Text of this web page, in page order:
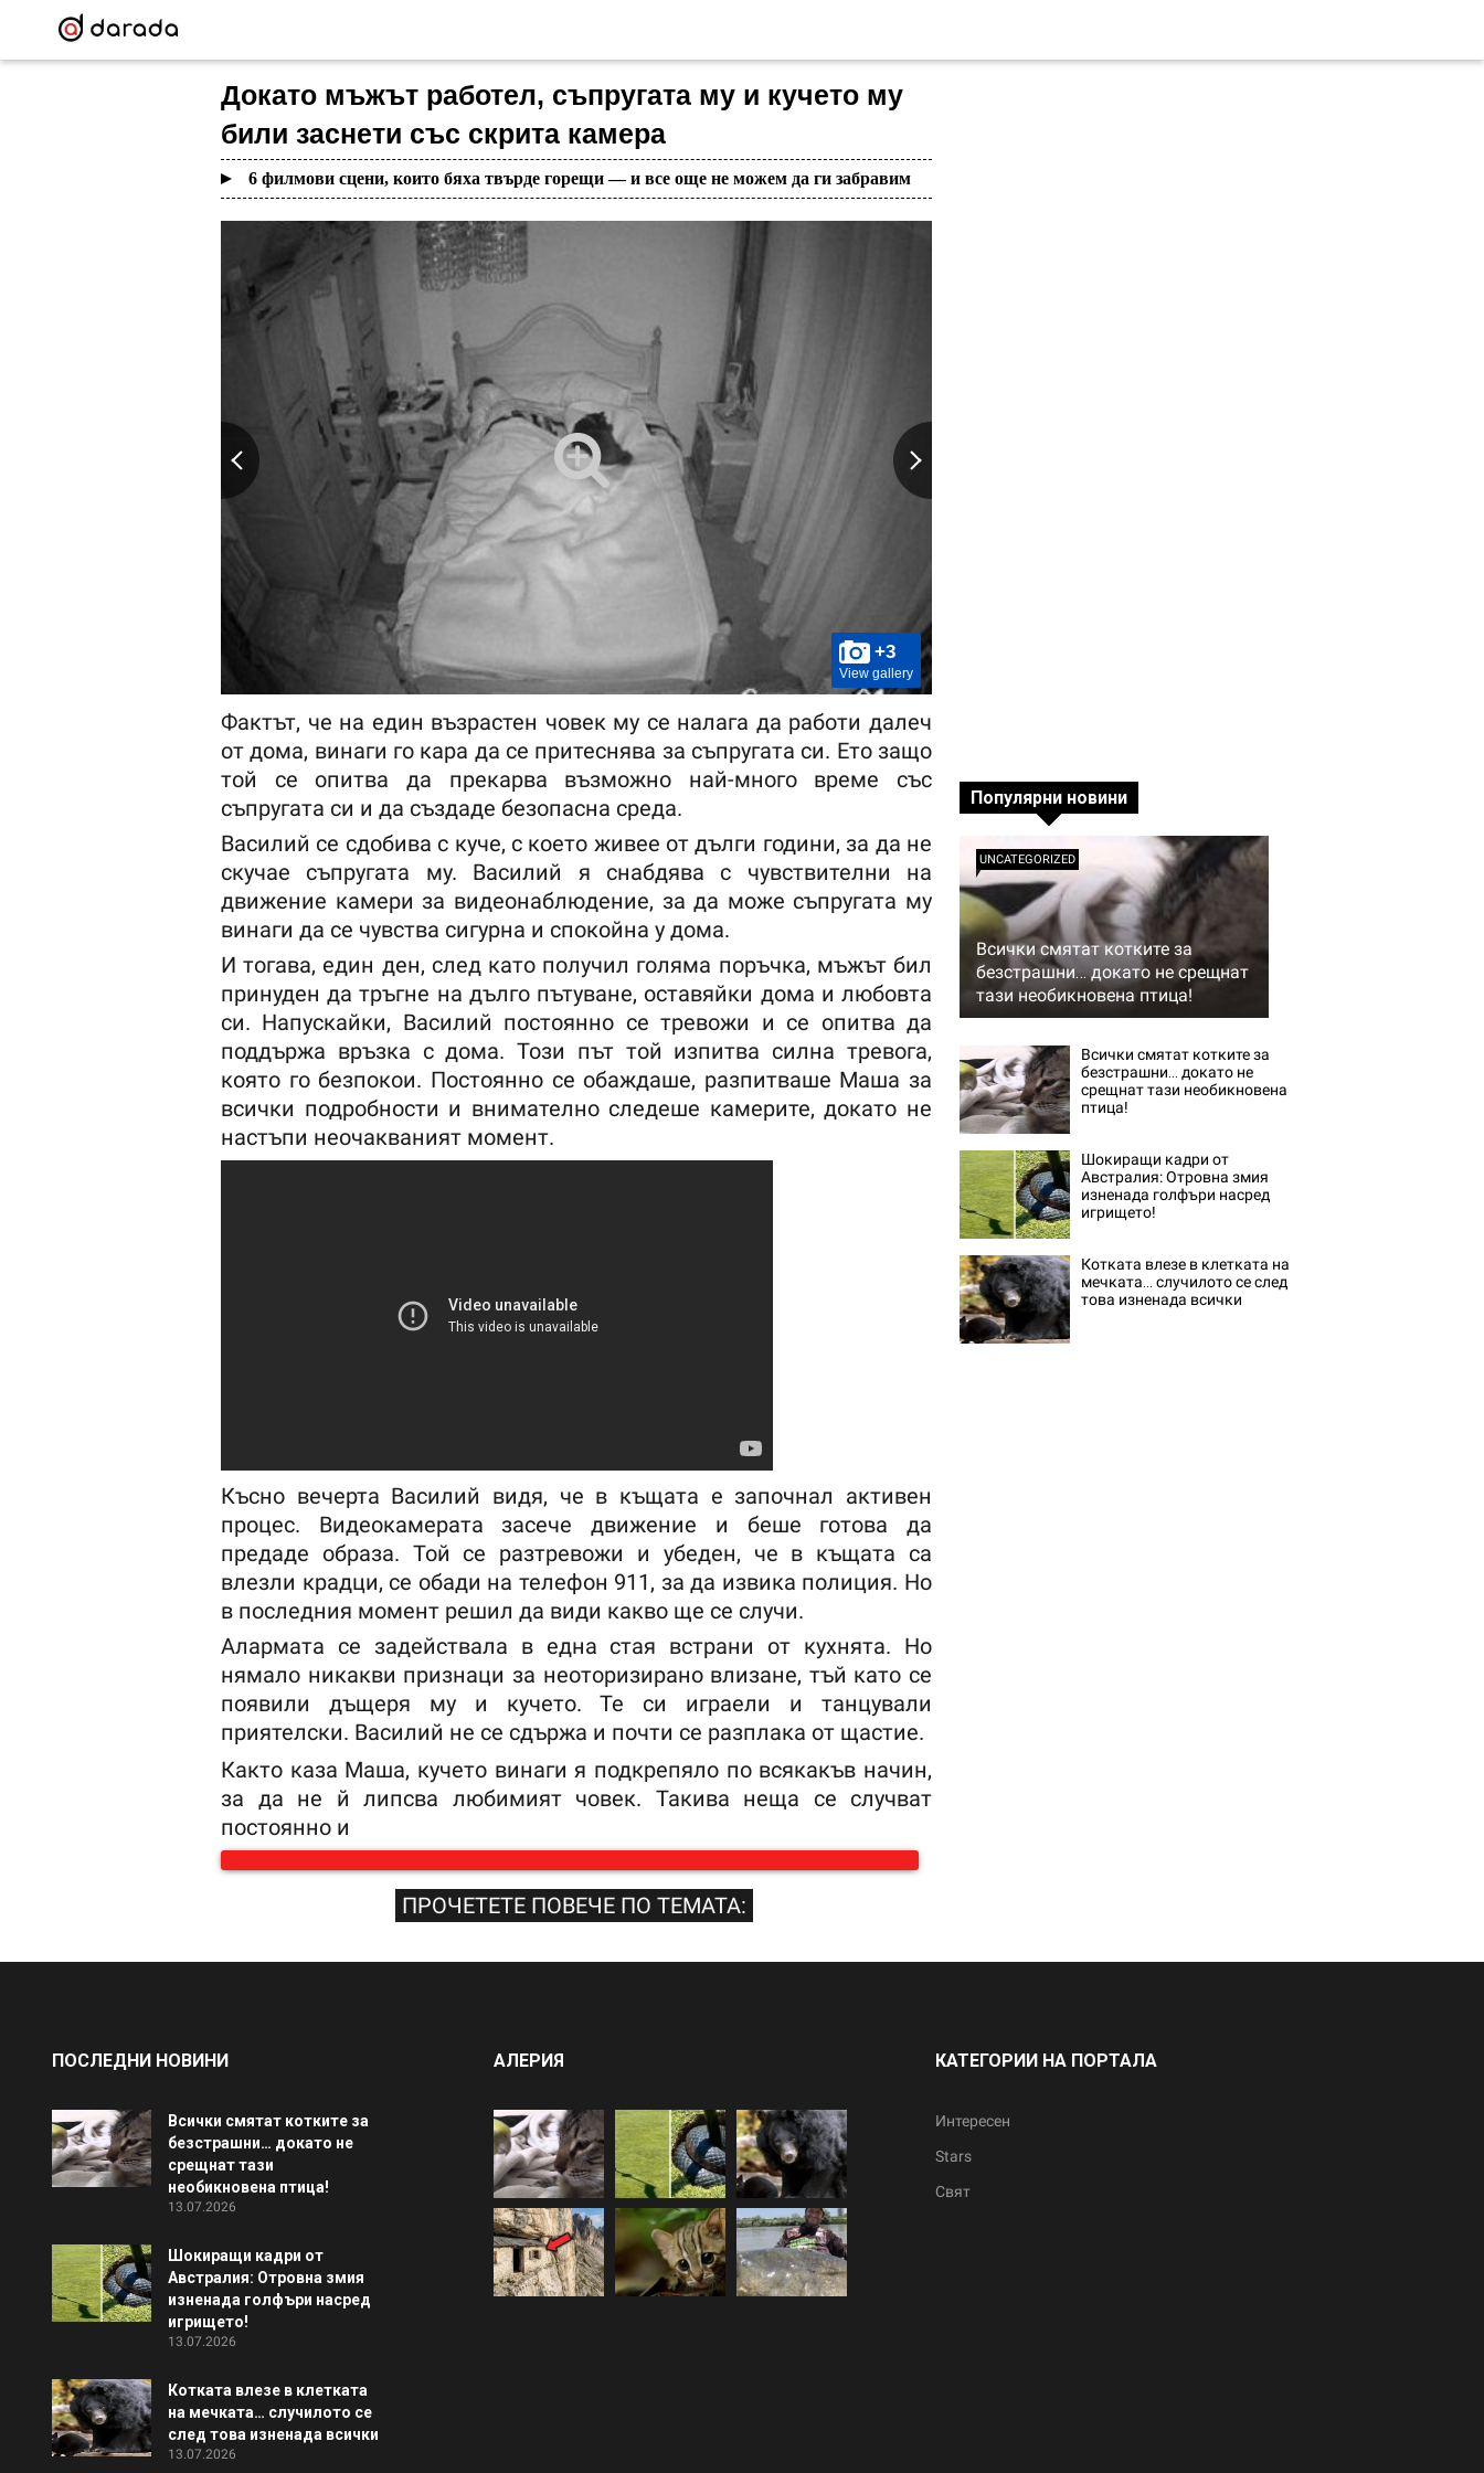
Докато мъжът работел, съпругата му и кучето му
били заснети със скрита камера
6 филмови сцени, които бяха твърде горещи — и все още не можем да ги забравим
+3
View gallery
Фактът, че на един възрастен човек му се налага да работи далеч
от дома, винаги го кара да се притеснява за съпругата си. Ето защо
той се опитва да прекарва възможно най-много време със
съпругата си и да създаде безопасна среда.
Василий се сдобива с куче, с което живее от дълги години, за да не
скучае съпругата му. Василий я снабдява с чувствителни на
движение камери за видеонаблюдение, за да може съпругата му
винаги да се чувства сигурна и спокойна у дома.
И тогава, един ден, след като получил голяма поръчка, мъжът бил
принуден да тръгне на дълго пътуване, оставяйки дома и любовта
си. Напускайки, Василий постоянно се тревожи и се опитва да
поддържа връзка с дома. Този път той изпитва силна тревога,
която го безпокои. Постоянно се обаждаше, разпитваше Маша за
всички подробности и внимателно следеше камерите, докато не
настъпи неочакваният момент.
Късно вечерта Василий видя, че в къщата е започнал активен
процес. Видеокамерата засече движение и беше готова да
предаде образа. Той се разтревожи и убеден, че в къщата са
влезли крадци, се обади на телефон 911, за да извика полиция. Но
в последния момент решил да види какво ще се случи.
Алармата се задействала в една стая встрани от кухнята. Но
нямало никакви признаци за неоторизирано влизане, тъй като се
появили дъщеря му и кучето. Те си играели и танцували
приятелски. Василий не се сдържа и почти се разплака от щастие.
Както каза Маша, кучето винаги я подкрепяло по всякакъв начин,
за да не й липсва любимият човек. Такива неща се случват
постоянно и
ПРОЧЕТЕТЕ ПОВЕЧЕ ПО ТЕМАТА:
Популярни новини
Всички смятат котките за
безстрашни… докато не срещнат
тази необикновена птица!
UNCATEGORIZED
Всички смятат котките за
безстрашни… докато не
срещнат тази необикновена
птица!
Шокиращи кадри от
Австралия: Отровна змия
изненада голфъри насред
игрището!
Котката влезе в клетката на
мечката… случилото се след
това изненада всички
ПОСЛЕДНИ НОВИНИ
Всички смятат котките за
безстрашни… докато не
срещнат тази
необикновена птица!
13.07.2026
Шокиращи кадри от
Австралия: Отровна змия
изненада голфъри насред
игрището!
13.07.2026
Котката влезе в клетката
на мечката… случилото се
след това изненада всички
13.07.2026
АЛЕРИЯ КАТЕГОРИИ НА ПОРТАЛА
Интересен
Stars
Свят